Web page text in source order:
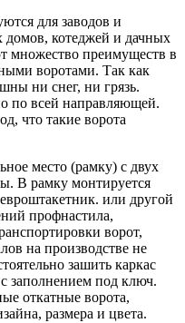
для заводов и
домов, котеджей и дачных
множество преимуществ в
воротами. Так как
ни снег, ни грязь.
по всей направляющей.
что такие ворота
место (рамку) с двух
В рамку монтируется
или другой
профнастила,
ворот,
на производстве не
зашить каркас
заполнением под ключ.
откатные ворота,
размера и цвета.